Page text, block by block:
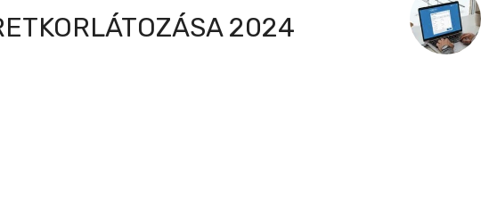
2024